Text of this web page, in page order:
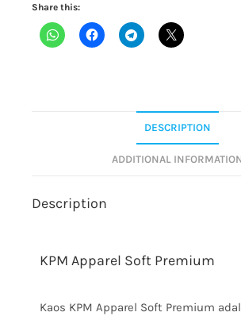
Share this:
DESCRIPTION
ADDITIONAL
Description
KPM Apparel Soft Premium
Kaos KPM Apparel Soft Premium